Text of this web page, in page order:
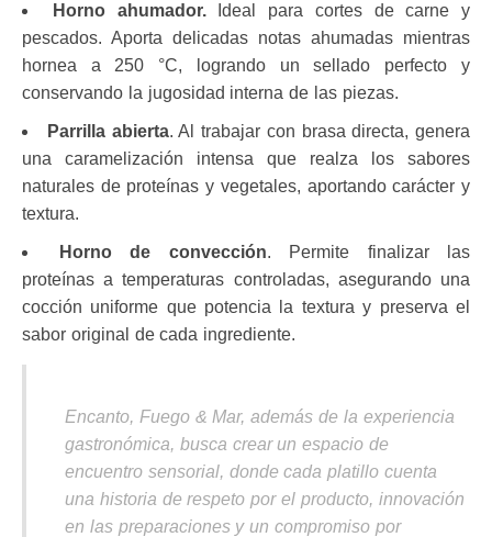
Horno ahumador.Ideal para cortes de carne y
pescados. Aporta delicadas notas ahumadas mientras
hornea a 250 °C, logrando un sellado perfecto y
conservando la jugosidad interna de las piezas.
Parrilla abierta. Al trabajar con brasa directa, genera
una caramelización intensa que realza los sabores
naturales de proteínas y vegetales, aportando carácter y
textura.
Horno de convección. Permite finalizar las
proteínas a temperaturas controladas, asegurando una
cocción uniforme que potencia la textura y preserva el
sabor original de cada ingrediente.
Encanto, Fuego & Mar, además de la experiencia
gastronómica, busca crear un espacio de
encuentro sensorial, donde cada platillo cuenta
una historia de respeto por el producto, innovación
en las preparaciones y un compromiso por